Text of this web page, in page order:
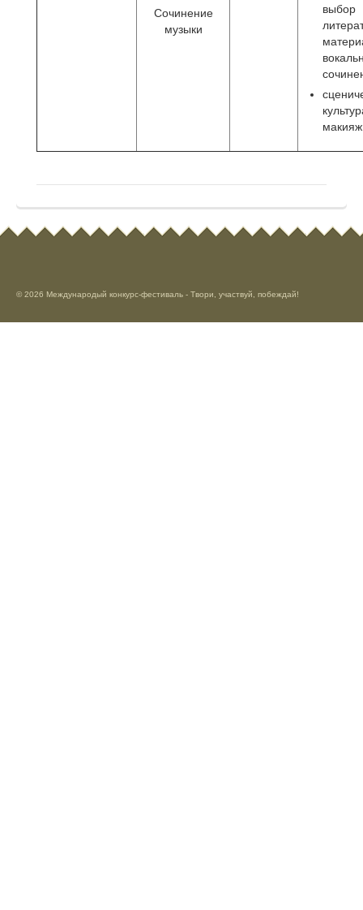
Сочинение
музыки
выбор
макияж
© 2026 Международый конкурс-фестиваль - Твори, участвуй, побеждай!